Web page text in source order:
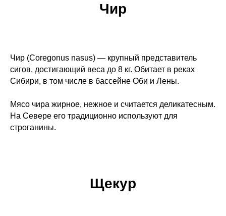
Чир
Чир (Coregonus nasus) — крупный представитель
сигов, достигающий веса до 8 кг. Обитает в реках
Сибири, в том числе в бассейне Оби и Лены.
Мясо чира жирное, нежное и считается деликатесным.
На Севере его традиционно используют для
строганины.
Щекур